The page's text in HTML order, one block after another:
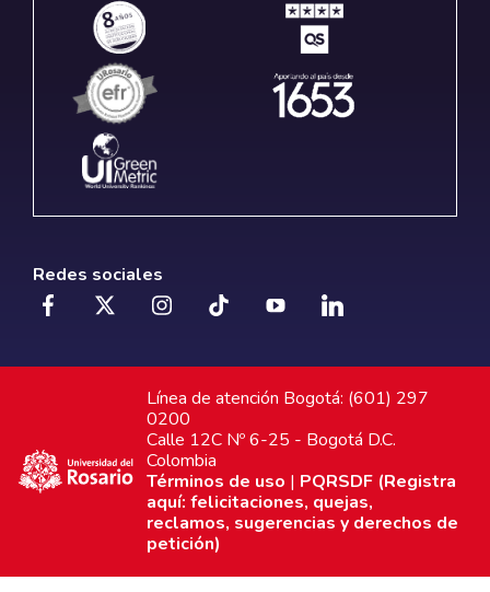
Redes sociales
Línea de atención Bogotá: (601) 297
0200
Calle 12C Nº 6-25 - Bogotá D.C.
Colombia
Términos de uso | PQRSDF (Registra
aquí: felicitaciones, quejas,
reclamos, sugerencias y derechos de
petición)